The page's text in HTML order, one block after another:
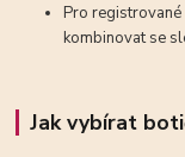
Pro registrované
kombinovat se
Jak vybírat